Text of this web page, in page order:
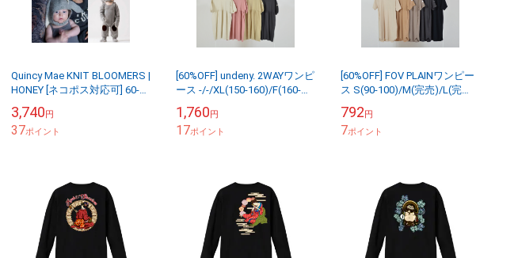
Quincy Mae KNIT BLOOMERS |
HONEY [ネコポス対応可] 60-
3,740円
37ポイント
[60%OFF] undeny. 2WAYワンピ
ース -/-/XL(150-160)/F(160-
1,760円
17ポイント
[60%OFF] FOV PLAINワンピー
ス S(90-100)/M(完売)/L(完
792円
7ポイント